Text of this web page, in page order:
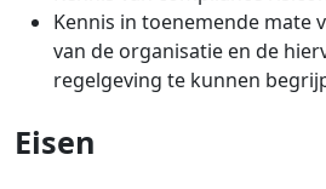
Kennis in toenemende mate
van de organisatie en de
regelgeving te kunnen
Eisen